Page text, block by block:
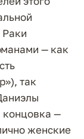
Раки
— как
так
концовка —
женские